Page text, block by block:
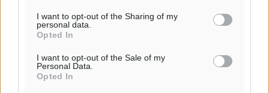
I want to opt-out of the Sharing of my
personal data.
Opted In
I want to opt-out of the Sale of my
Personal Data.
Opted In